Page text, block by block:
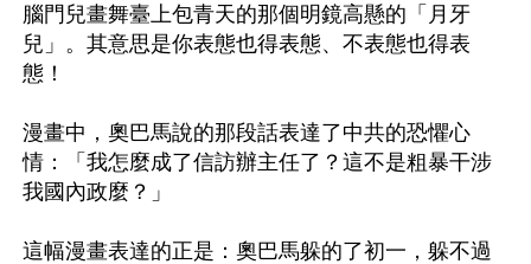
腦門兒畫舞臺上包青天的那個明鏡高懸的「月牙
兒」。其意思是你表態也得表態、不表態也得表
態！
漫畫中，奧巴馬說的那段話表達了中共的恐懼心
情：「我怎麼成了信訪辦主任了？這不是粗暴干涉
我國內政麼？」
這幅漫畫表達的正是：奧巴馬躲的了初一，躲不過